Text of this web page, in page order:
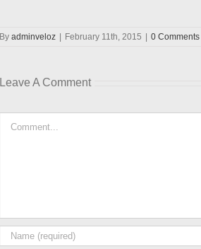
By adminveloz February 11th, 2015 0 Comments
Leave A Comment